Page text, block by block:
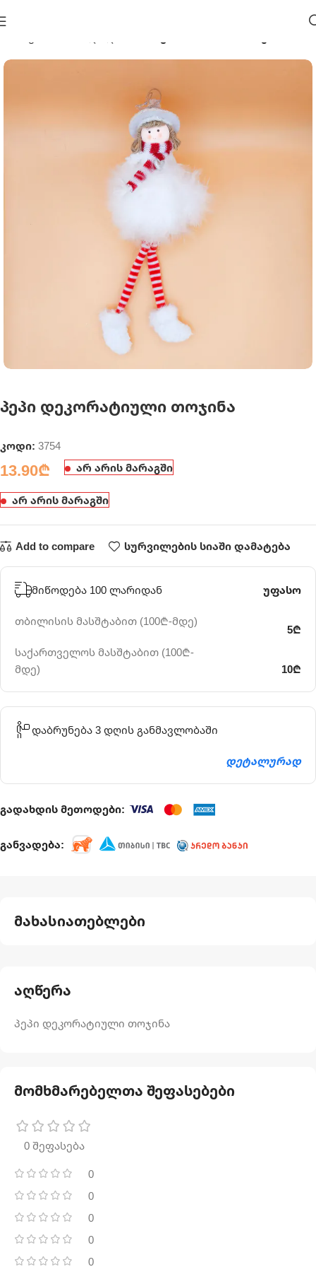
პეპი დეკორატიული თოჯინა
კოდი: 3754
13.90₾ არ არის მარაგში
არ არის მარაგში
Add to compare სურვილების სიაში დამატება
მიწოდება 100 ლარიდან
თბილისის მასშტაბით (100₾-მდე)
საქართველოს მასშტაბით (100₾-
მდე)
უფასო
5₾
10₾
დაბრუნება 3 დღის განმავლობაში
დეტალურად
გადახდის მეთოდები:
განვადება:
აღწერა
პეპი დეკორატიული თოჯინა
მახასიათებლები
მომხმარებელთა შეფასებები
0 შეფასება
0
0
0
0
0